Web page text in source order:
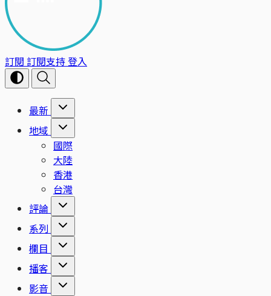
訂閱 訂閱支持登入
最新
地域
國際
大陸
香港
台灣
評論
系列
欄目
播客
影音